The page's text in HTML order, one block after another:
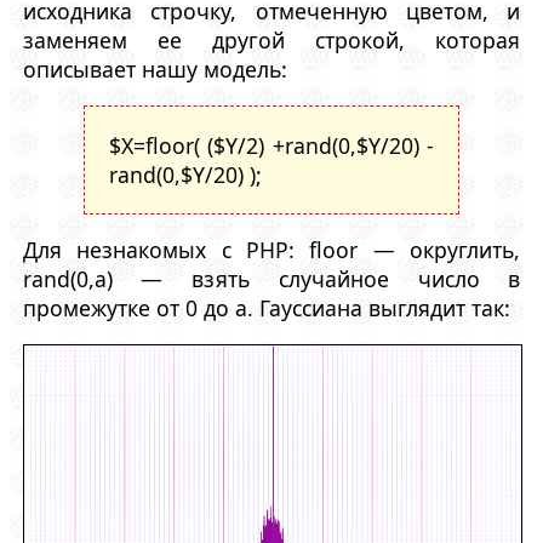
исходника строчку, отмеченную цветом, и
заменяем ее другой строкой, которая
описывает нашу модель:
$X=floor( ($Y/2) +rand(0,$Y/20) -
rand(0,$Y/20) );
Для незнакомых с PHP: floor — округлить,
rand(0,a) — взять случайное число в
промежутке от 0 до a. Гауссиана выглядит так: